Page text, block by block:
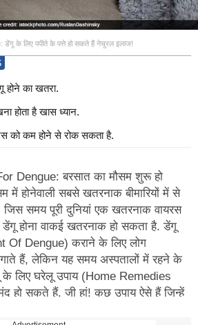
के लिए पपीते के पत्ते हो सकते हैं नेचुरल इलाज!
होने का खतरा.
होता है खास ध्यान.
को कम होने से रोक सकता है.
Dengue: बरसात का मौसम शुरू हो
में होनेवाली सबसे खतरनाक बीमारियों में से
समय पूरी दुनियां एक खतरनाक वायरस
होना वाकई खतरनाक हो सकता है. डेंगू
Of Dengue) कराने के लिए लोग
हैं, लेकिन यह समय अस्पतालों में रहने के
के लिए घरेलू उपाय (Home Remedies
हो सकते हैं. जी हां! कुछ उपाय ऐसे हैं जिन्हें